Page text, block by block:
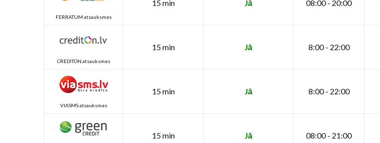
FERRATUM atsauksmes
15 min Jā 08:00 - 20:00
CREDITON atsauksmes
15 min Jā 8:00 - 22:00
VIASMS atsauksmes
15 min Jā 8:00 - 22:00
15 min Jā 08:00 - 21:00